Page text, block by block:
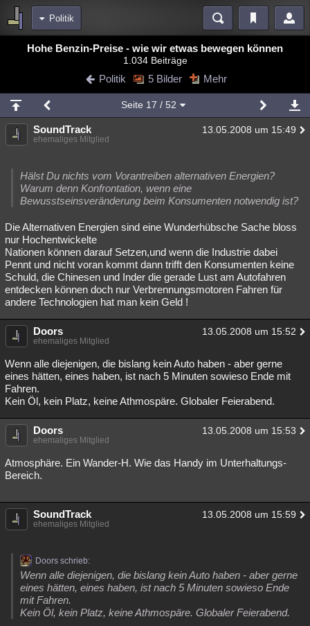
Politik
Bereiche
Blogs Videos
Chat Wiki Neuigkeiten
meine Rubriken
Menschen Wissenschaft Mystery Kriminalfälle
Natur Umfragen Unterhaltung
weitere Rubriken
Philosophie Träume Orte Esoterik Literatur
Astronomie Helpdesk Gruppen Gaming Filme
Musik Clash Verbesserungen Allmystery English
Übersichten
Besucht Geschlossen
Hohe Benzin-Preise - wie wir etwas bewegen können
1.034 Beiträge
Politik 5 Bilder Mehr
Seite 17 / 52
SoundTrack 13.05.2008 um 15:49
ehemaliges Mitglied
Hälst Du nichts vom Vorantreiben alternativen Energien?
Warum denn Konfrontation, wenn eine
Bewusstseinsveränderung beim Konsumenten notwendig ist?
Die Alternativen Energien sind eine Wunderhübsche Sache bloss
nur Hochentwickelte
Nationen können darauf Setzen,und wenn die Industrie dabei
Pennt und nicht voran kommt dann trifft den Konsumenten keine
Schuld, die Chinesen und Inder die gerade Lust am Autofahren
entdecken können doch nur Verbrennungsmotoren Fahren für
andere Technologien hat man kein Geld !
Doors 13.05.2008 um 15:52
ehemaliges Mitglied
Wenn alle diejenigen, die bislang kein Auto haben - aber gerne
eines hätten, eines haben, ist nach 5 Minuten sowieso Ende mit
Fahren.
Kein Öl, kein Platz, keine Athmospäre. Globaler Feierabend.
Doors 13.05.2008 um 15:53
ehemaliges Mitglied
Atmosphäre. Ein Wander-H. Wie das Handy im Unterhaltungs-
Bereich.
SoundTrack 13.05.2008 um 15:59
ehemaliges Mitglied
Doors schrieb:
Wenn alle diejenigen, die bislang kein Auto haben - aber gerne
eines hätten, eines haben, ist nach 5 Minuten sowieso Ende
mit Fahren.
Kein Öl, kein Platz, keine Athmospäre. Globaler Feierabend.